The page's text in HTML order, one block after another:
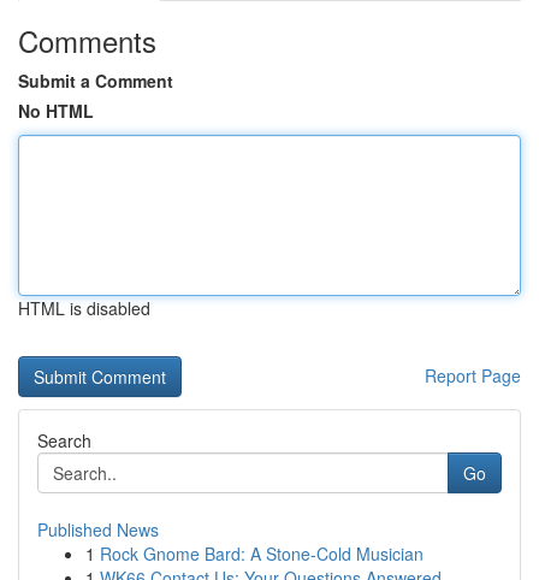
Comments
Submit a Comment
No HTML
HTML is disabled
Report Page
Search
Go
Published News
1 Rock Gnome Bard: A Stone-Cold Musician